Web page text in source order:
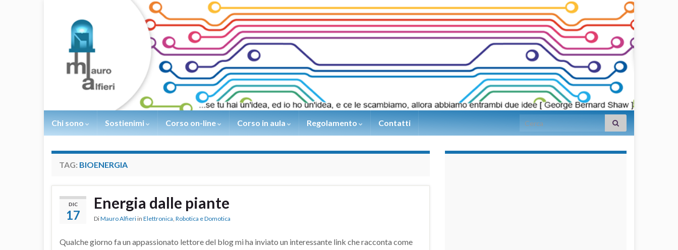
Chi sono Sostienimi Corso on-line Corso in aula Regolamento Contatti Search for:
TAG: BIOENERGIA
DIC
17
Energia dalle piante
DiMauro Alfieri in Elettronica, Robotica e Domotica
Qualche giorno fa un appassionato lettore del blog mi ha inviato un interessante link che racconta come